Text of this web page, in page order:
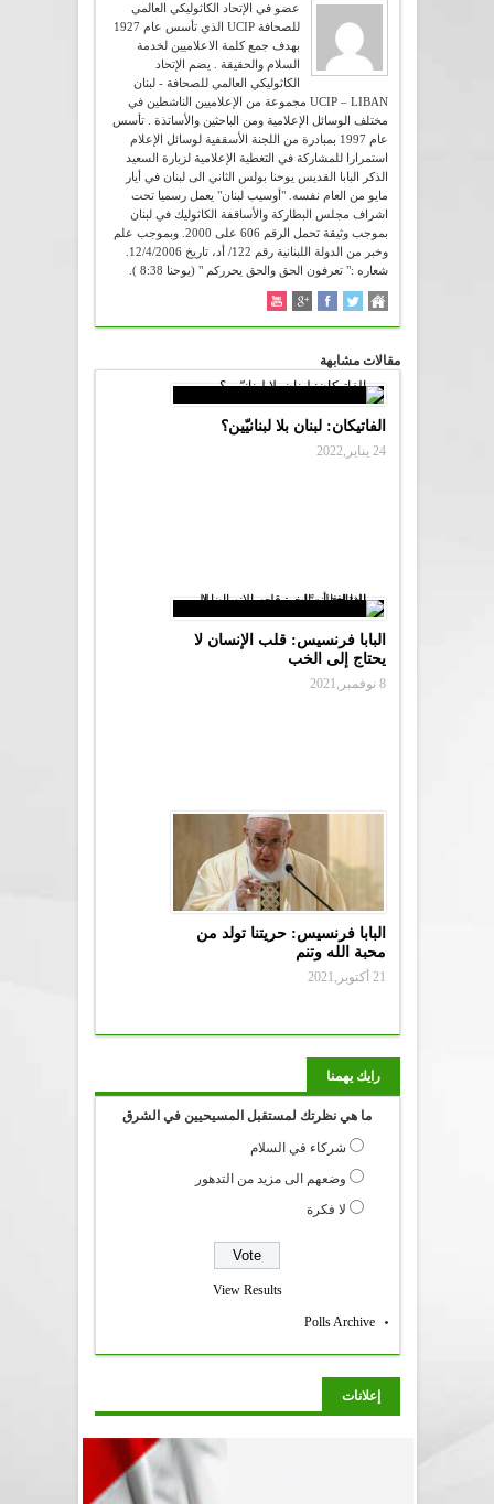
عضو في الإتحاد الكاثوليكي العالمي
للصحافة UCIP الذي تأسس عام 1927
بهدف جمع كلمة الاعلاميين لخدمة
السلام والحقيقة . يضم الإتحاد
الكاثوليكي العالمي للصحافة - لبنان
UCIP – LIBAN مجموعة من الإعلاميين الناشطين في
مختلف الوسائل الإعلامية ومن الباحثين والأساتذة . تأسس
عام 1997 بمبادرة من اللجنة الأسقفية لوسائل الإعلام
استمرارا للمشاركة في التغطية الإعلامية لزيارة السعيد
الذكر البابا القديس يوحنا بولس الثاني الى لبنان في أيار
مايو من العام نفسه. "أوسيب لبنان" يعمل رسميا تحت
اشراف مجلس البطاركة والأساقفة الكاثوليك في لبنان
بموجب وثيقة تحمل الرقم 606 على 2000. وبموجب علم
شعاره :" تعرفون الحق والحق يحرركم " (يوحنا 8:38 ).
مقالات مشابهة
الفاتيكان: لبنان بلا لبنانيّين؟
24 يناير,2022
البابا فرنسيس: قلب الإنسان لا
يحتاج إلى الخب
8 نوفمبر,2021
البابا فرنسيس: حريتنا تولد من
محبة الله وتنم
21 أكتوبر,2021
رايك يهمنا
ما هي نظرتك لمستقبل المسيحيين في الشرق
شركاء في السلام
وضعهم الى مزيد من التدهور
لا فكرة
View Results
Polls Archive
إعلانات